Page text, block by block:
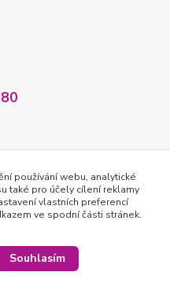
používání webu, analytické
také pro účely cílení reklamy
vlastních preferencí
ve spodní části stránek.
Souhlasím